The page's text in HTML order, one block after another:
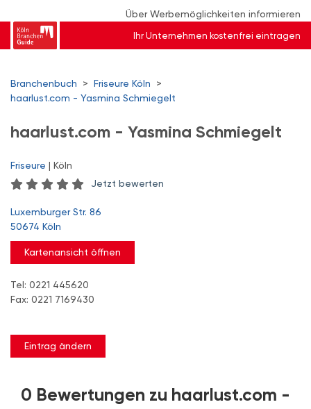
Über Werbemöglichkeiten informieren
Ihr Unternehmen kostenfrei eintragen
Branchenbuch > Friseure Köln
>
haarlust.com - Yasmina Schmiegelt
haarlust.com - Yasmina Schmiegelt
Friseure | Köln
Jetzt bewerten
Luxemburger Str. 86
50674 Köln
Kartenansicht öffnen
Tel: 0221 445620
Fax: 0221 7169430
Eintrag ändern
0 Bewertungen zu haarlust.com -